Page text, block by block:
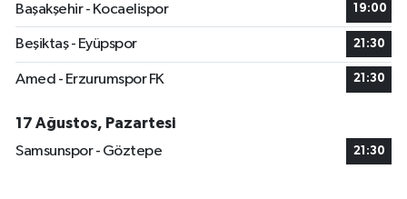
Başakşehir - Kocaelispor
19:00
Beşiktaş - Eyüpspor 21:30
Amed - Erzurumspor FK 21:30
17 Ağustos, Pazartesi
Samsunspor - Göztepe
21:30